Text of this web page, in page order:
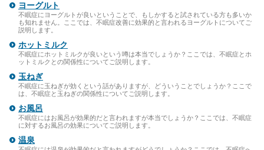
ヨーグルト
不眠症にヨーグルトが良いということで、もしかすると試されている方も多いか
も知れません。ここでは、不眠症改善に効果的と言われるヨーグルトについてご
説明します。
ホットミルク
不眠症にホットミルクが良いという噂は本当でしょうか？ここでは、不眠症とホ
ットミルクとの関係性についてご説明します。
玉ねぎ
不眠症に玉ねぎが効くという話がありますが、どういうことでしょうか？ここで
は、不眠症と玉ねぎの関係性についてご説明します。
お風呂
不眠症にはお風呂が効果的だと言われますが本当でしょうか？ここでは、不眠症
に対するお風呂の効果についてご説明します。
温泉